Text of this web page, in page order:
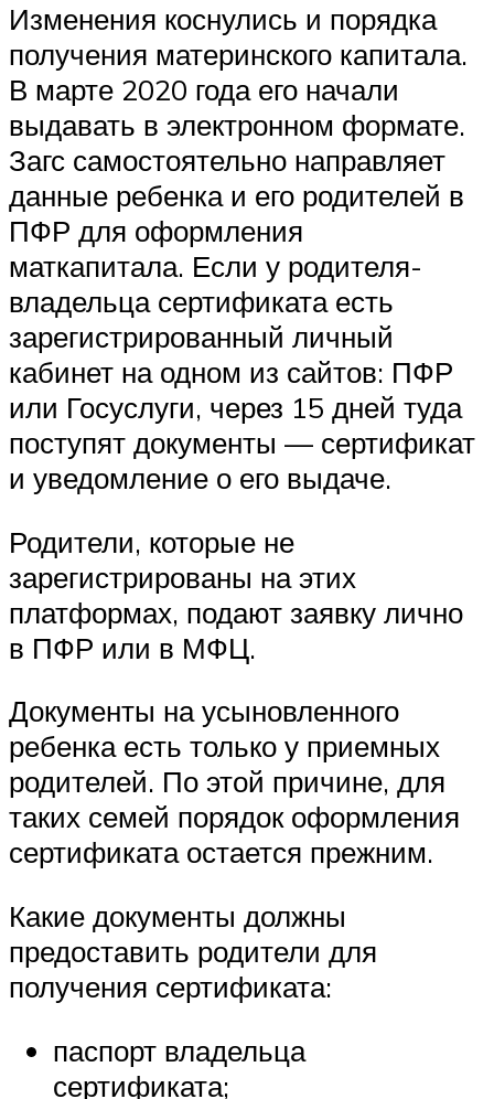
Изменения коснулись и порядка
получения материнского капитала.
В марте 2020 года его начали
выдавать в электронном формате.
Загс самостоятельно направляет
данные ребенка и его родителей в
ПФР для оформления
маткапитала. Если у родителя-
владельца сертификата есть
зарегистрированный личный
кабинет на одном из сайтов: ПФР
или Госуслуги, через 15 дней туда
поступят документы — сертификат
и уведомление о его выдаче.
Родители, которые не
зарегистрированы на этих
платформах, подают заявку лично
в ПФР или в МФЦ.
Документы на усыновленного
ребенка есть только у приемных
родителей. По этой причине, для
таких семей порядок оформления
сертификата остается прежним.
Какие документы должны
предоставить родители для
получения сертификата:
паспорт владельца
сертификата;